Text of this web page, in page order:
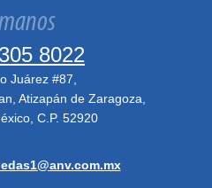
8022
Juárez #87,
Atizapán de Zaragoza,
C.P. 52920